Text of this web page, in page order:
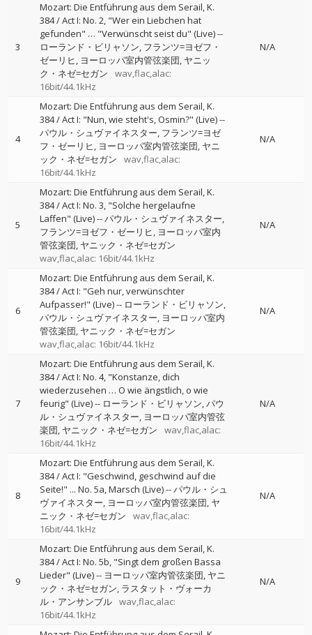
3
Mozart: Die Entführung aus dem Serail, K.
384 / Act I: No. 2, "Wer ein Liebchen hat
gefunden" … "Verwünscht seist du" (Live)--
ローランド・ビリャソン フランツ=ヨゼフ・
ゼーリヒ ヨーロッパ室内管弦楽団 ヤニッ
ク・ネゼ=セガン
wav,flac,alac:
16bit/44.1kHz
N/A
4
Mozart: Die Entführung aus dem Serail, K.
384 / Act I: "Nun, wie steht's, Osmin?" (Live)--
パウル・シュヴァイネスター フランツ=ヨゼ
フ・ゼーリヒ ヨーロッパ室内管弦楽団 ヤニ
ック・ネゼ=セガン
wav,flac,alac:
16bit/44.1kHz
N/A
5
Mozart: Die Entführung aus dem Serail, K.
384 / Act I: No. 3, "Solche hergelaufne
Laffen" (Live)--パウル・シュヴァイネスター
フランツ=ヨゼフ・ゼーリヒ ヨーロッパ室内
管弦楽団 ヤニック・ネゼ=セガン
wav,flac,alac: 16bit/44.1kHz
N/A
6
Mozart: Die Entführung aus dem Serail, K.
384 / Act I: "Geh nur, verwünschter
Aufpasser!" (Live)-- ローランド・ビリャソン
パウル・シュヴァイネスター ヨーロッパ室内
管弦楽団 ヤニック・ネゼ=セガン
wav,flac,alac: 16bit/44.1kHz
N/A
7
Mozart: Die Entführung aus dem Serail, K.
384 / Act I: No. 4, "Konstanze, dich
wiederzusehen … O wie ängstlich, o wie
feurig" (Live)-- ローランド・ビリャソン パウ
ル・シュヴァイネスター ヨーロッパ室内管弦
楽団 ヤニック・ネゼ=セガン
wav,flac,alac:
16bit/44.1kHz
N/A
8
Mozart: Die Entführung aus dem Serail, K.
384 / Act I: "Geschwind, geschwind auf die
Seite!" ... No. 5a, Marsch (Live)--パウル・シュ
ヴァイネスター ヨーロッパ室内管弦楽団 ヤ
ニック・ネゼ=セガン
wav,flac,alac:
16bit/44.1kHz
N/A
9
Mozart: Die Entführung aus dem Serail, K.
384 / Act I: No. 5b, "Singt dem großen Bassa
Lieder" (Live)-- ヨーロッパ室内管弦楽団 ヤニ
ック・ネゼ=セガン ラスタット・ヴォーカ
ル・アンサンブル wav,flac,alac:
16bit/44.1kHz
N/A